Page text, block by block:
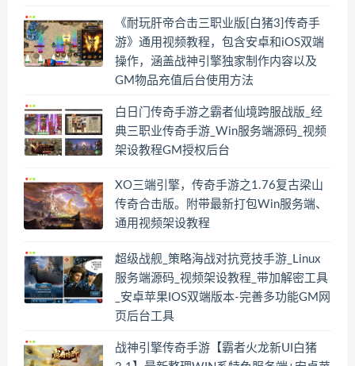
《耐玩肝帝合击三职业版[白猪3]传奇手
游》通用视频教程，包含安卓和iOS双端
操作，涵盖战神引擎独家制作内容以及
GM物品充值后台使用方法
白日门传奇手游之霸者仙境跨服战版_经
典三职业传奇手游_Win服务端源码_视频
架设教程GM授权后台
XO三端引擎，传奇手游之1.76复古梁山
传奇合击版。附带最新打包Win服务端、
通用视频架设教程
超级战舰_策略海战对抗竞技手游_Linux
服务端源码_视频架设教程_带加解密工具
_安卓苹果IOS双端版本-完善多功能GM网
页后台工具
战神引擎传奇手游【霸者火龙新UI白猪